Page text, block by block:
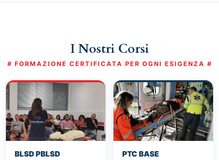
I Nostri Corsi
# FORMAZIONE CERTIFICATA PER OGNI ESIGENZA #
BLSD PBLSD PTC BASE